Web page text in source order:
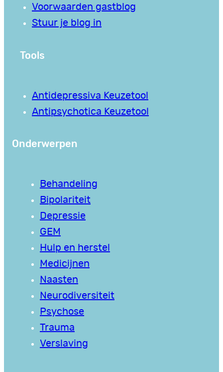
Voorwaarden gastblog
Stuur je blog in
Tools
Antidepressiva Keuzetool
Antipsychotica Keuzetool
Onderwerpen
Behandeling
Bipolariteit
Depressie
GEM
Hulp en herstel
Medicijnen
Naasten
Neurodiversiteit
Psychose
Trauma
Verslaving